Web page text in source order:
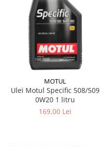
MOTUL
Ulei Motul Specific 508/509
0W20 1 litru
169,00 Lei